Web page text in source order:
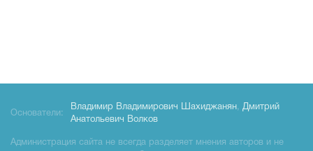
Основатели:
Владимир Владимирович Шахиджанян, Дмитрий
Анатольевич Волков
Администрация сайта не всегда разделяет мнения авторов и не